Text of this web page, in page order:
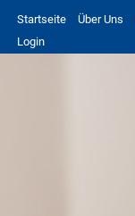
Startseite Über Uns
Login